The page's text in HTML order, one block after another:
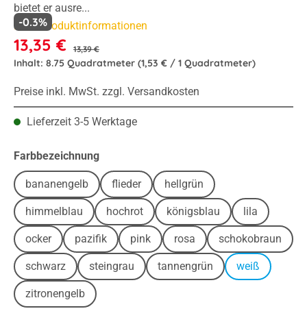
bietet er ausre...
Mehr Produktinformationen
13,35 € 13,39 €
-0.3%
Inhalt: 8.75 Quadratmeter (1,53 € / 1 Quadratmeter)
Preise inkl. MwSt. zzgl. Versandkosten
Lieferzeit 3-5 Werktage
Farbbezeichnungauswählen
bananengelb flieder hellgrün
himmelblau hochrot königsblau lila
ocker pazifik pink rosa schokobraun
schwarz steingrau tannengrün weiß
zitronengelb